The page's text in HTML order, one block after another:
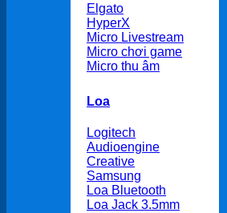
Elgato
HyperX
Micro Livestream
Micro chơi game
Micro thu âm
Loa
Logitech
Audioengine
Creative
Samsung
Loa Bluetooth
Loa Jack 3.5mm